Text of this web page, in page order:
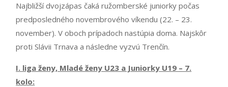
Najbližší dvojzápas čaká ružomberské juniorky počas
predposledného novembrového víkendu (22. – 23.
november). V oboch prípadoch nastúpia doma. Najskôr
proti Slávii Trnava a následne vyzvú Trenčín.
I. liga ženy, Mladé ženy U23 a Juniorky U19 – 7.
kolo: